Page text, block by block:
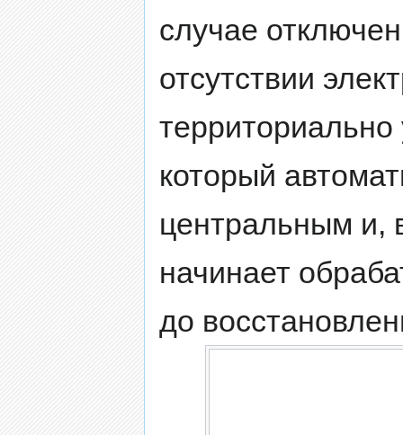
случае
отсутствии
который
центральным и,
начинает
до